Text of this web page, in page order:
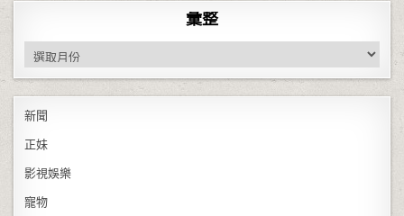
彙整
彙整
新聞
正妹
影視娛樂
寵物